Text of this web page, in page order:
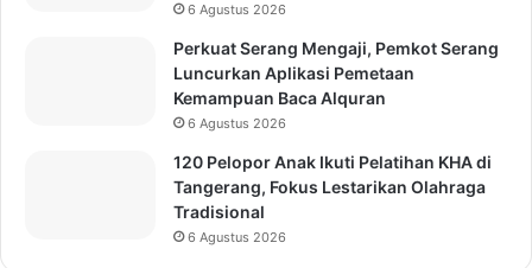
6 Agustus 2026
Perkuat Serang Mengaji, Pemkot Serang
Luncurkan Aplikasi Pemetaan
Kemampuan Baca Alquran
6 Agustus 2026
120 Pelopor Anak Ikuti Pelatihan KHA di
Tangerang, Fokus Lestarikan Olahraga
Tradisional
6 Agustus 2026